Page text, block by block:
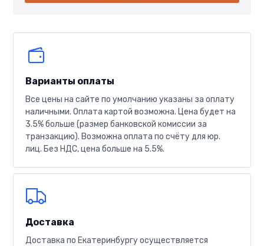
Варианты оплаты
Все цены на сайте по умолчанию указаны за оплату
наличными. Оплата картой возможна. Цена будет на
3.5% больше (размер банковской комиссии за
транзакцию). Возможна оплата по счёту для юр.
лиц. Без НДС, цена больше на 5.5%.
Доставка
Доставка по Екатеринбургу осуществляется